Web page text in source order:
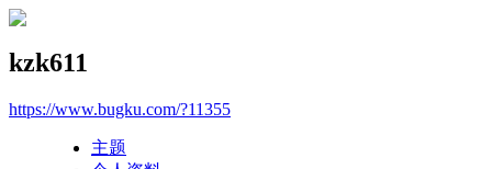
kzk611
https://www.bugku.com/?11355
主题